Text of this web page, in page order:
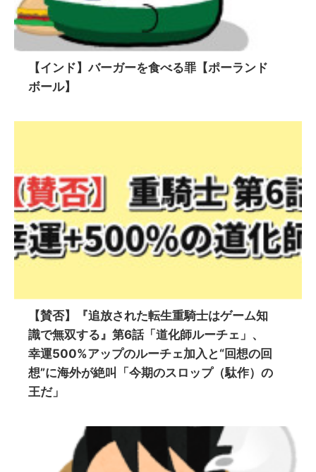
【インド】バーガーを食べる罪【ポーランド
ボール】
【賛否】『追放された転生重騎士はゲーム知
識で無双する』第6話「道化師ルーチェ」、
幸運500%アップのルーチェ加入と“回想の回
想”に海外が絶叫「今期のスロップ（駄作）の
王だ」